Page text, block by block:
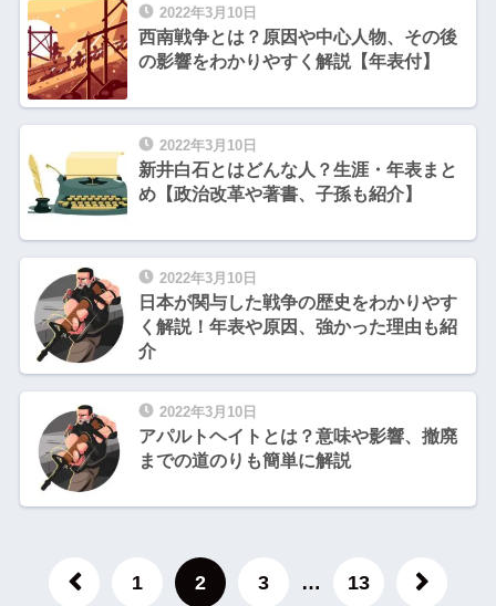
2022年3月10日
西南戦争とは？原因や中心人物、その後
の影響をわかりやすく解説【年表付】
2022年3月10日
新井白石とはどんな人？生涯・年表まと
め【政治改革や著書、子孫も紹介】
2022年3月10日
日本が関与した戦争の歴史をわかりやす
く解説！年表や原因、強かった理由も紹
介
2022年3月10日
アパルトヘイトとは？意味や影響、撤廃
までの道のりも簡単に解説
1 2 3 … 13